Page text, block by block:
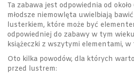
Ta zabawa jest odpowiednia od około
młodsze niemowlęta uwielbiają
lusterkiem, które może być
odpowiedniej do zabawy w tym
książeczki z wszytymi elementami,
Oto kilka powodów, dla których
przed lustrem: